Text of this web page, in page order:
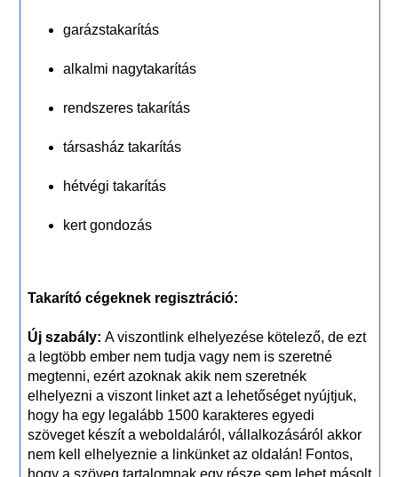
garázstakarítás
alkalmi nagytakarítás
rendszeres takarítás
társasház takarítás
hétvégi takarítás
kert gondozás
Takarító cégeknek regisztráció:
Új szabály:A viszontlink elhelyezése kötelező, de ezt
a legtöbb ember nem tudja vagy nem is szeretné
megtenni, ezért azoknak akik nem szeretnék
elhelyezni a viszont linket azt a lehetőséget nyújtjuk,
hogy ha egy legalább 1500 karakteres egyedi
szöveget készít a weboldaláról, vállalkozásáról akkor
nem kell elhelyeznie a linkünket az oldalán! Fontos,